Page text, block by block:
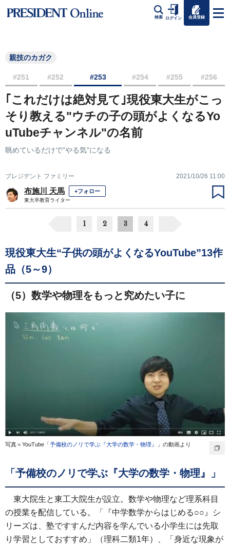
検索 ログイン 会員登録
親技のカガク
#251 #252 #253 #254 #255 #256
｢これだけは絶対見て｣現役東大生がこっ
そり教える"ウチの子の頭がよくなるYo
uTubeチャンネル"の名前
眺めているだけで"やる気"になる
プレジデント ファミリー 2021/10/26 11:00
布施川 天馬 +フォロー
東大卒教育ライター
1 2 3 4
現役東大生“子供の頭がよくなるYouTube”13作
品（5～9）
（5）数学や物理をもっと究めたい子に
写真＝YouTube「予備校のノリで学ぶ『大学の数学・物理』 」の動画より
「予備校のノリで学ぶ『大学の数学・物理』」
東大院生と東工大院生が設立。数学や物理など理系科目
の授業を配信している。「『中学数学からはじめる○○』シ
リーズは、塾ですすんだ内容を学んでいる小学生には先取
り学習としておすすめ」（理科二類1年）、「身近な現象が